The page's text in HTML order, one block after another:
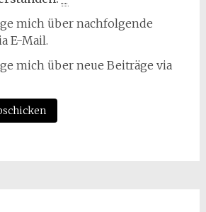
mich über nachfolgende
E-Mail.
mich über neue Beiträge via